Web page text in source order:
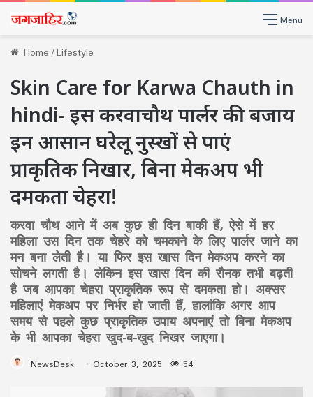
Menu
Home/Lifestyle
Skin Care for Karwa Chauth in
hindi- इस करवाचौथ पार्लर की बजाय
इन आसान घरेलू नुस्खों से पाएं
प्राकृतिक निखार, बिना मेकअप भी
दमकता चेहरा!
करवा चौथ आने में अब कुछ ही दिन बाकी हैं, ऐसे में हर
महिला उस दिन तक चेहरे को चमकाने के लिए पार्लर जाने का
मन बना लेती है। या फिर इस खास दिन मेकअप करने का
सोचने लगती है। लेकिन इस खास दिन की रौनक तभी बढ़ती
है जब आपका चेहरा प्राकृतिक रूप से दमकता हो। अक्सर
महिलाएं मेकअप पर निर्भर हो जाती हैं, हालांकि अगर आप
समय से पहले कुछ प्राकृतिक उपाय अपनाएं तो बिना मेकअप
के भी आपका चेहरा खुद-ब-खुद निखर जाएगा।
NewsDesk October 3, 2025 54